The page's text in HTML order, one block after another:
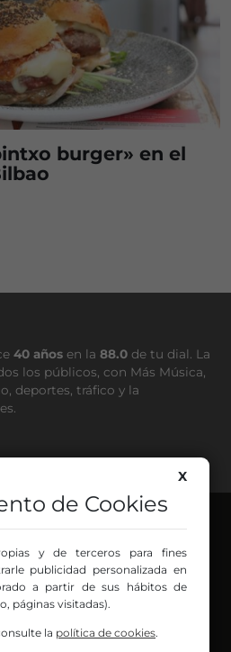
burger» en el
40 años en la 88.0 de tu dial. La
los públicos, con Más Música,
deportes, tráfico y la
Agurtzane
Belén Ollero
Dani
Eduardo
Eva Argote
Endika
X
de Cookies
y de terceros para fines
publicidad personalizada en
a partir de sus hábitos de
páginas visitadas).
la política de cookies.